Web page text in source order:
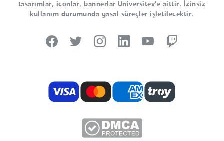
tasarımlar, iconlar, bannerlar Universitev'e aittir. İzinsiz
kullanım durumunda yasal süreçler işletilecektir.